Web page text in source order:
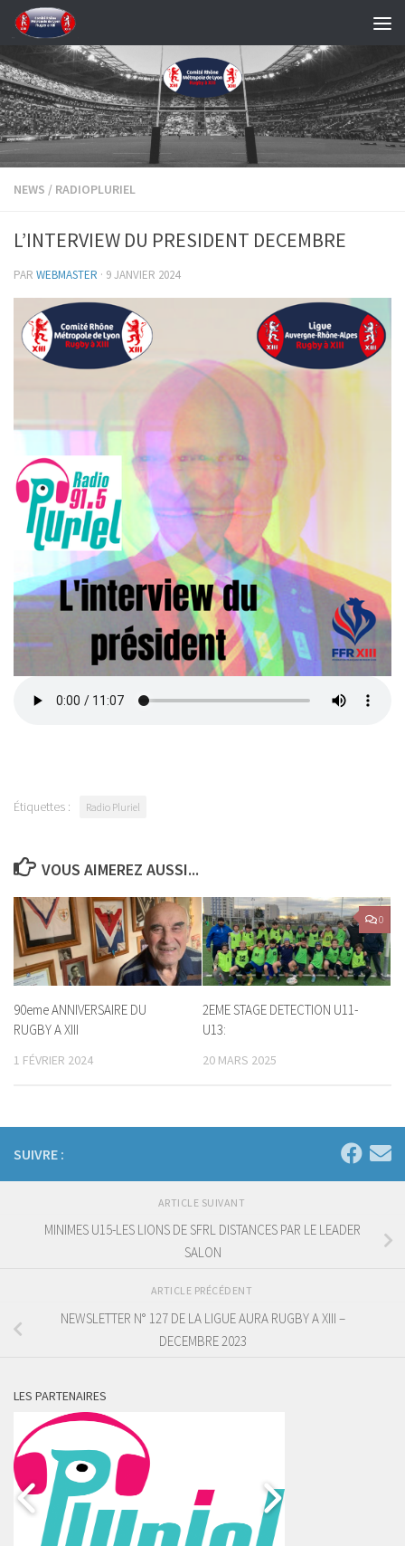
Skip to content
NEWS / RADIOPLURIEL
L’INTERVIEW DU PRESIDENT DECEMBRE
PAR WEBMASTER · 9 JANVIER 2024
Étiquettes : Radio Pluriel
VOUS AIMEREZ AUSSI...
90eme ANNIVERSAIRE DU
RUGBY A XIII
1 FÉVRIER 2024
0
2EME STAGE DETECTION U11-
U13:
20 MARS 2025
SUIVRE :
ARTICLE SUIVANT
MINIMES U15-LES LIONS DE SFRL DISTANCES PAR LE LEADER
SALON
ARTICLE PRÉCÉDENT
NEWSLETTER N° 127 DE LA LIGUE AURA RUGBY A XIII –
DECEMBRE 2023
LES PARTENAIRES